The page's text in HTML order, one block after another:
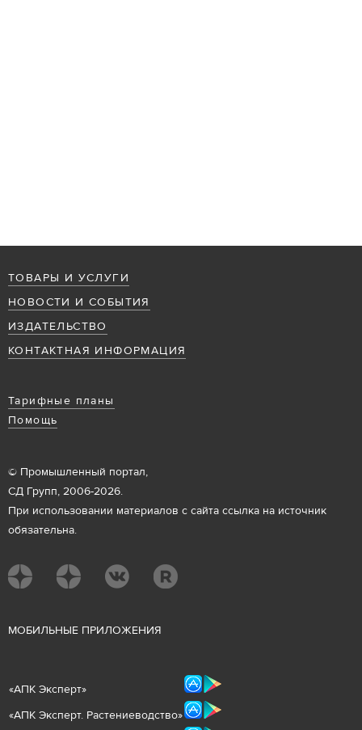
ТОВАРЫ И УСЛУГИ
НОВОСТИ И СОБЫТИЯ
ИЗДАТЕЛЬСТВО
КОНТАКТНАЯ ИНФОРМАЦИЯ
Тарифные планы
Помощь
© Промышленный портал,
СД Групп, 2006-2026.
При использовании материалов с сайта ссылка на источник
обязательна.
МОБИЛЬНЫЕ ПРИЛОЖЕНИЯ
«АПК Эксперт»
«АПК Эксперт. Растениеводство»